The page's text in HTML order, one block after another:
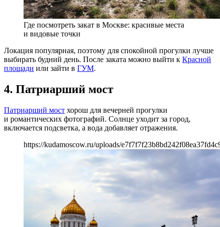
Где посмотреть закат в Москве: красивые места
и видовые точки
Локация популярная, поэтому для спокойной прогулки лучше
выбирать будний день. После заката можно выйти к Красной
площади или зайти в ГУМ.
4. Патриарший мост
Патриарший мост хорош для вечерней прогулки
и романтических фотографий. Солнце уходит за город,
включается подсветка, а вода добавляет отражения.
https://kudamoscow.ru/uploads/